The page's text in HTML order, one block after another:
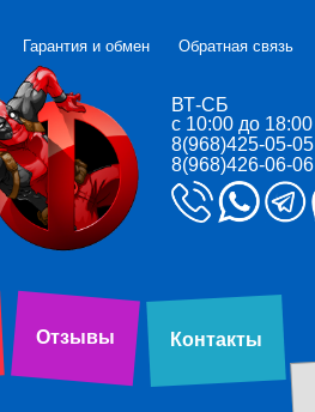
ВТ-СБ
с 10:00 до 18:00
8(968)425-05-05
8(968)426-06-06
Гарантия и обмен Обратная связь
Отзывы Контакты